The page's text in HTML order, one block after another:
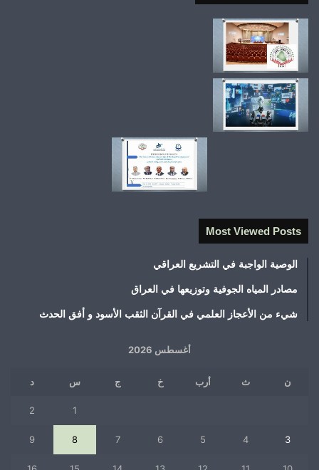
Most Viewed Posts
الوصية الواجبة في التشريع العراقي
مصادر المياه الجوفية وتوزيعها في العراق
شيء من الأعجاز العلمي في القرآن الثقب الأسود و أفق الحدث
أغسطس 2026
ن ث أرب خ ج س د
1
2
3
4
5
6
7
8
9